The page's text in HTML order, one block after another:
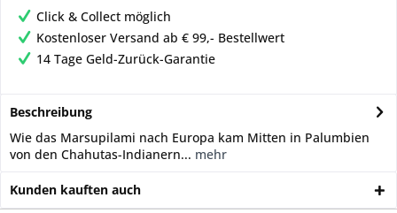
Click & Collect möglich
Kostenloser Versand ab € 99,- Bestellwert
14 Tage Geld-Zurück-Garantie
Beschreibung
Wie das Marsupilami nach Europa kam Mitten in Palumbien
von den Chahutas-Indianern... mehr
Kunden kauften auch